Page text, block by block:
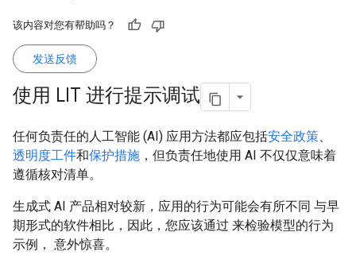
该内容对您有帮助吗？
发送反馈
使用 LIT 进行提示调试
任何负责任的人工智能 (AI) 应用方法都应包括安全政策、
透明度工件和保护措施 ，但负责任地使用 AI 不仅仅意味着
遵循核对清单。
生成式 AI 产品相对较新，应用的行为可能会有所不同 与早
期形式的软件相比，因此，您应该通过 来检验模型的行为
示例， 意外惊喜。